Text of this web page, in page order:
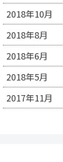
2018年10月
2018年8月
2018年6月
2018年5月
2017年11月